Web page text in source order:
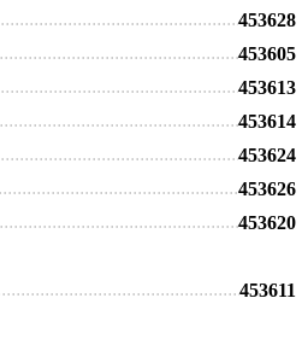
453628
453605
453613
453614
453624
453626
453620
453611